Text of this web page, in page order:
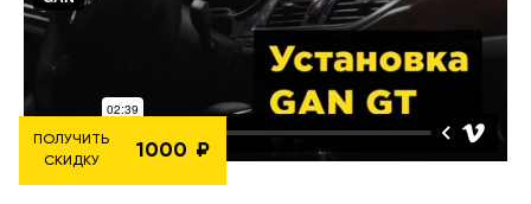
ПОЛУЧИТЬ
СКИДКУ
1000